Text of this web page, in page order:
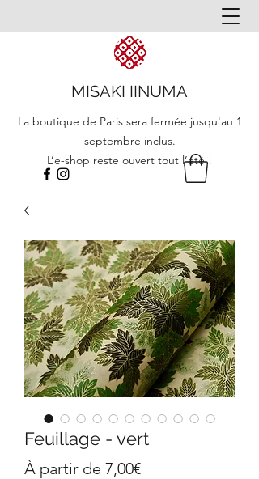
MISAKI IINUMA
La boutique de Paris sera fermée jusqu'au 1
septembre inclus.
L’e-shop reste ouvert tout l’été !
Feuillage - vert
À partir de 7,00€Prix